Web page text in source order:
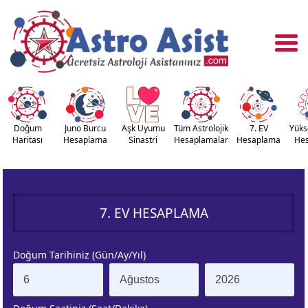
KUZEY AY
DÜĞÜMÜ
Doğum
Haritası
Juno Burcu
Hesaplama
Aşk Uyumu
Sinastri
Tüm Astrolojik
Hesaplamalar
7. EV
Hesaplama
7. EV HESAPLAMA
Doğum Tarihiniz (Gün/Ay/Yıl)